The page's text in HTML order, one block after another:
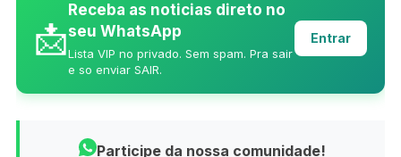
📩
Receba as noticias direto no
seu WhatsApp
Lista VIP no privado. Sem spam. Pra sair
e so enviar SAIR.
Entrar
Participe da nossa comunidade!